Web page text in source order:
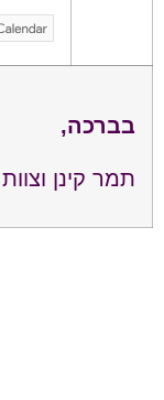
בברכה,
תמר קינן